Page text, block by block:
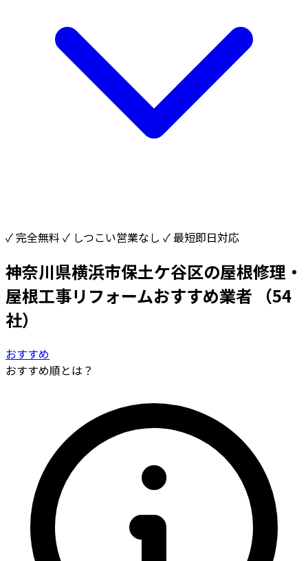
✓ 完全無料 ✓ しつこい営業なし ✓ 最短即日対応
神奈川県横浜市保土ケ谷区の屋根修理・
屋根工事リフォームおすすめ業者
（54
社）
おすすめ
おすすめ順とは？